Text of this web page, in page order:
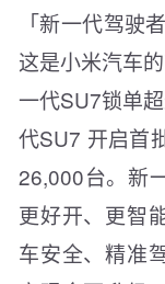
「新一代驾驶
这是小米汽车
一代SU7锁单
代SU7 开启首
26,000台。新
更好开、更智
车安全、精准